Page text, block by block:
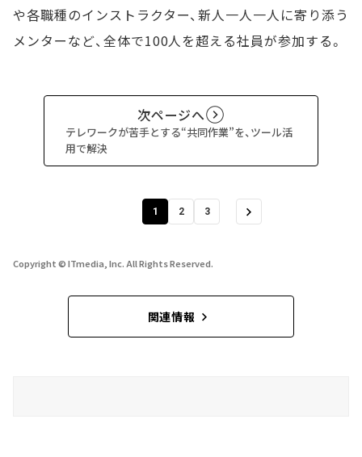
や各職種のインストラクター、新人一人一人に寄り添う
メンターなど、全体で100人を超える社員が参加する。
次ページへ
テレワークが苦手とする“共同作業”を、ツール活
用で解決
1 2 3
Copyright © ITmedia, Inc. All Rights Reserved.
関連情報